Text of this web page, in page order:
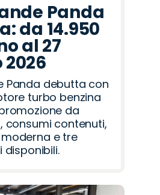
Panda
da 14.950
al 27
Panda debutta con
turbo benzina
da
consumi contenuti,
e tre
disponibili.